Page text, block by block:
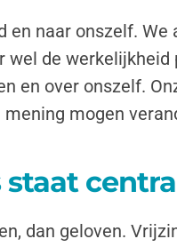
en naar onszelf.
de
en over onszelf.
mogen
staat
dan geloven.